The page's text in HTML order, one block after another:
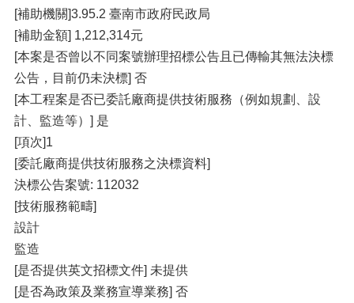
[補助機關]3.95.2 臺南市政府民政局
[補助金額] 1,212,314元
[本案是否曾以不同案號辦理招標公告且已傳輸其無法決標
公告，目前仍未決標] 否
[本工程案是否已委託廠商提供技術服務（例如規劃、設
計、監造等）] 是
[項次]1
[委託廠商提供技術服務之決標資料]
決標公告案號: 112032
[技術服務範疇]
設計
監造
[是否提供英文招標文件] 未提供
[是否為政策及業務宣導業務] 否